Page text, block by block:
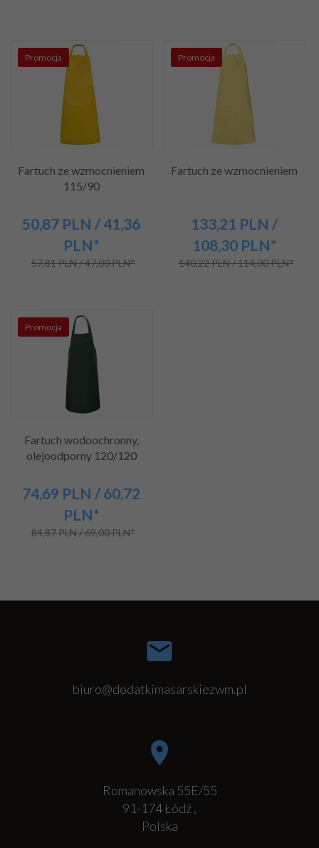
Promocja
Fartuch ze wzmocnieniem
115/90
50,87 PLN / 41,36
PLN*
57,81 PLN / 47,00 PLN*
Promocja
Fartuch ze wzmocnieniem
133,21 PLN /
108,30 PLN*
140,22 PLN / 114,00 PLN*
Promocja
Fartuch wodoochronny,
olejoodporny 120/120
74,69 PLN / 60,72
PLN*
84,87 PLN / 69,00 PLN*
biuro@dodatkimasarskiezwm.pl
Romanowska 55E/55
91-174Łódź,
Polska